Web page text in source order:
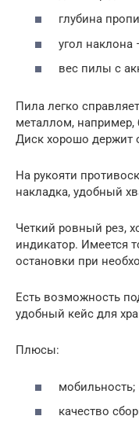
глубина
угол наклона
вес пилы с
Пила легко
металлом, например,
Диск хорошо держит
На рукояти
накладка, удобный
Четкий ровный рез,
индикатор. Имеется
остановки при
Есть возможность
удобный кейс для
Плюсы:
мобильность;
качество